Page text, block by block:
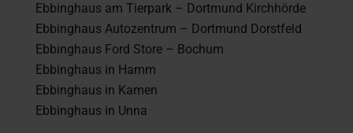
Ebbinghaus am Tierpark – Dortmund Kirchhörde
Ebbinghaus Autozentrum – Dortmund Dorstfeld
Ebbinghaus Ford Store – Bochum
Ebbinghaus in Hamm
Ebbinghaus in Kamen
Ebbinghaus in Unna